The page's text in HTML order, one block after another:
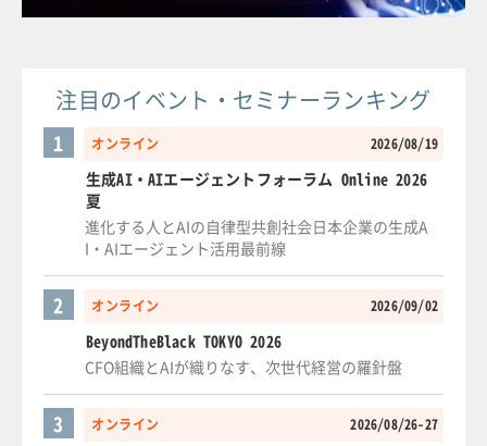
注目のイベント・セミナーランキング
オンライン 2026/08/19
1
生成AI・AIエージェントフォーラム Online 2026
夏
進化する人とAIの自律型共創社会日本企業の生成A
I・AIエージェント活用最前線
オンライン 2026/09/02
2
BeyondTheBlack TOKYO 2026
CFO組織とAIが織りなす、次世代経営の羅針盤
オンライン 2026/08/26-27
3